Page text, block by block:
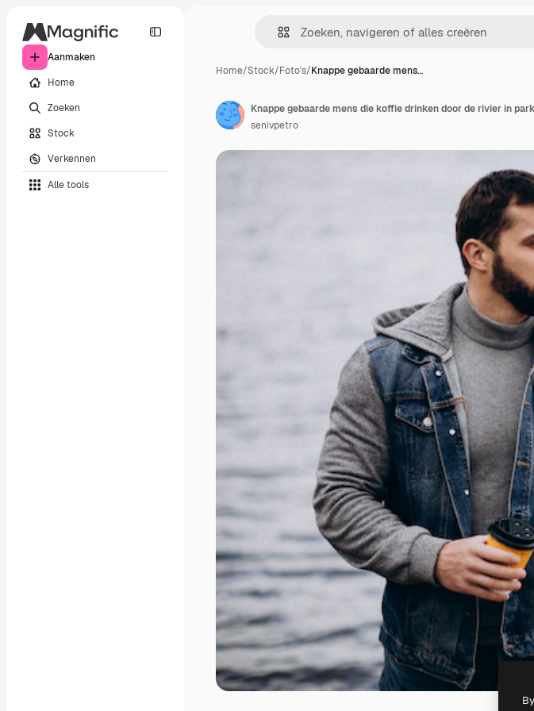
Aanmaken
Home
Zoeken
Stock
Verkennen
Alle tools
Home/Stock/Foto's/Knappe gebaarde mens…
Knappe gebaarde mens die koffie drinken door de rivier in park
senivpetro